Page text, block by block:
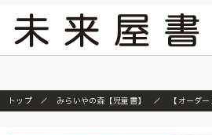
『ONE PIECE magazine
トップ みらいやの森【児童書】 【オーダ